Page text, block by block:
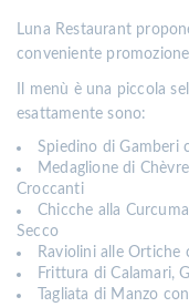
Luna Restaurant
conveniente
Il menù è una piccola
esattamente sono:
Spiedino di Gamberi
Medaglione di
Croccanti
Chicche alla
Secco
Raviolini alle Ortiche
Frittura di Calamari,
Tagliata di Manzo